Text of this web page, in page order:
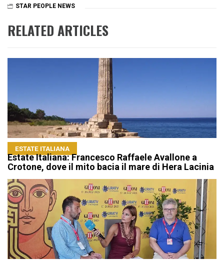
STAR PEOPLE NEWS
RELATED ARTICLES
ESTATE ITALIANA
Estate Italiana: Francesco Raffaele Avallone a
Crotone, dove il mito bacia il mare di Hera Lacinia